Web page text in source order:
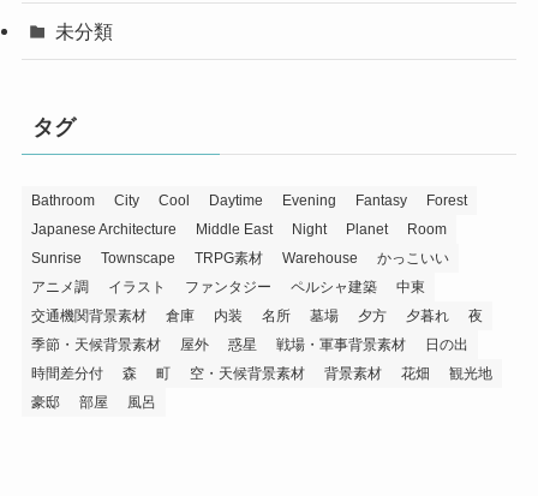
未分類
タグ
Bathroom City Cool Daytime Evening Fantasy
Forest
Japanese Architecture
Middle East Night Planet
Room
Sunrise
Townscape TRPG素材 Warehouse
かっこいい
アニメ調
イラスト ファンタジー ペルシャ建築
中東
交通機関背景素材
倉庫 内装 名所 墓場 夕方 夕暮れ
夜
季節・天候背景素材
屋外 惑星 戦場・軍事背景素材
日の出
時間差分付
森 町 空・天候背景素材 背景素材 花畑
観光地
豪邸
部屋 風呂